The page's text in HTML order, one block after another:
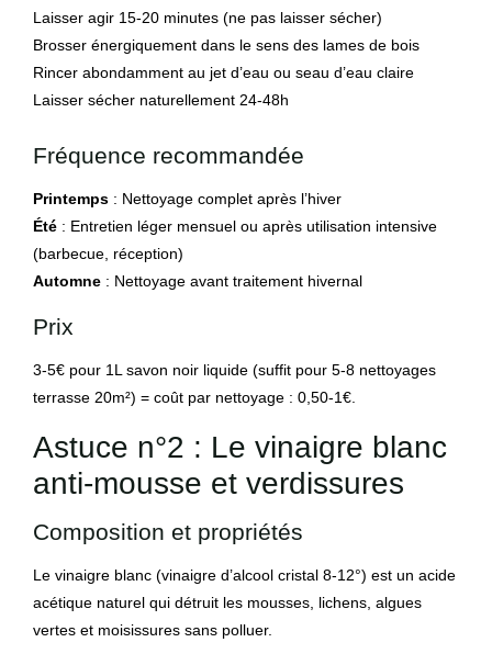
Laisser agir 15-20 minutes (ne pas laisser sécher)
Brosser énergiquement dans le sens des lames de bois
Rincer abondamment au jet d’eau ou seau d’eau claire
Laisser sécher naturellement 24-48h
Fréquence recommandée
Printemps : Nettoyage complet après l’hiver
Été : Entretien léger mensuel ou après utilisation intensive
(barbecue, réception)
Automne : Nettoyage avant traitement hivernal
Prix
3-5€ pour 1L savon noir liquide (suffit pour 5-8 nettoyages
terrasse 20m²) = coût par nettoyage : 0,50-1€.
Astuce n°2 : Le vinaigre blanc
anti-mousse et verdissures
Composition et propriétés
Le vinaigre blanc (vinaigre d’alcool cristal 8-12°) est un acide
acétique naturel qui détruit les mousses, lichens, algues
vertes et moisissures sans polluer.